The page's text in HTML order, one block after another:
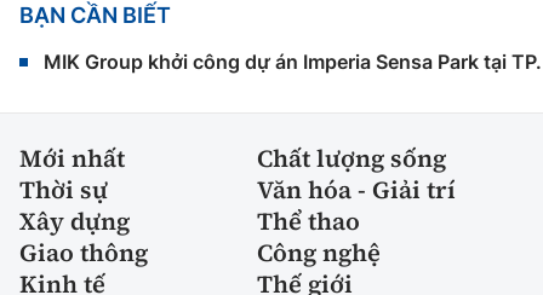
BẠN CẦN BIẾT
MIK Group khởi công dự án Imperia Sensa Park tại
Mới nhất
Chất lượng sống
Thời sự
Văn hóa - Giải trí
Xây dựng
Thể thao
Giao thông
Công nghệ
Kinh tế
Thế giới